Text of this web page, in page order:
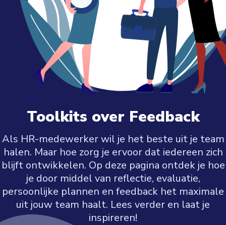
Toolkits over Feedback
Als HR-medewerker wil je het beste uit je team
halen. Maar hoe zorg je ervoor dat iedereen zich
blijft ontwikkelen. Op deze pagina ontdek je hoe
je door middel van reflectie, evaluatie,
persoonlijke plannen en feedback het maximale
uit jouw team haalt. Lees verder en laat je
inspireren!